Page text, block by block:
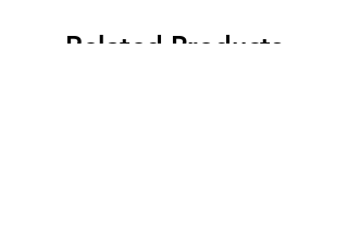
Related Products